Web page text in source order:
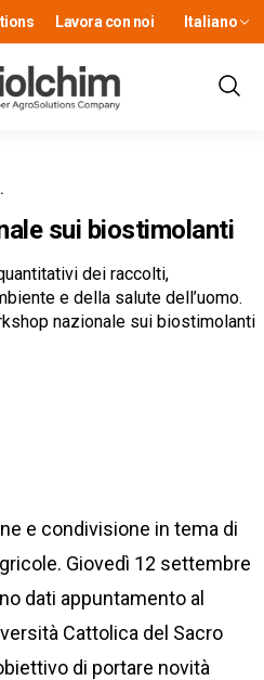
Lavora con noi Italiano
Show
sui biostimolanti
dei raccolti,
e della salute dell’uomo.
nazionale sui biostimolanti
e condivisione in tema di
Giovedì 12 settembre
dati appuntamento al
Cattolica del Sacro
di portare novità